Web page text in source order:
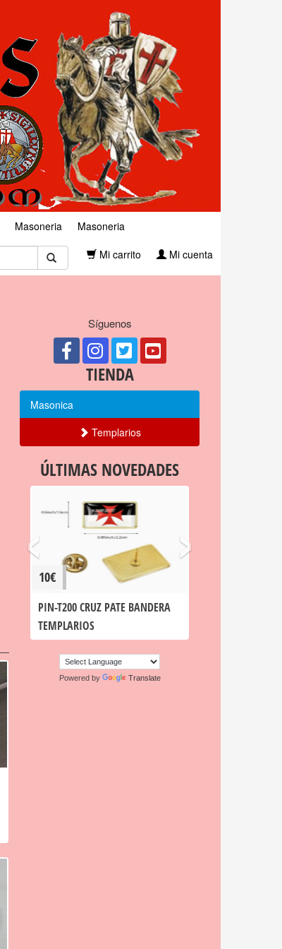
Masoneria
Masoneria
Mi carrito
Mi cuenta
Síguenos
TIENDA
Masonica
Templarios
ÚLTIMAS NOVEDADES
10€
PIN-T200 CRUZ PATE BANDERA
TEMPLARIOS
‹ ›
Powered by Translate